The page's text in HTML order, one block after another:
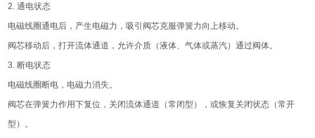
2. 通电状态
电磁线圈通电后，产生电磁力，吸引阀芯克服弹簧力向上移动。
阀芯移动后，打开流体通道，允许介质（液体、气体或蒸汽）通过阀体。
3. 断电状态
电磁线圈断电，电磁力消失。
阀芯在弹簧力作用下复位，关闭流体通道（常闭型），或恢复关闭状态（常开
型）。